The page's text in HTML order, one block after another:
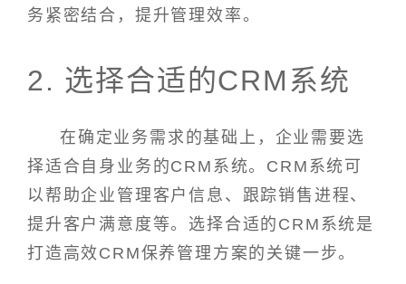
务紧密结合，提升管理效率。
2. 选择合适的CRM系统
在确定业务需求的基础上，企业需要选
择适合自身业务的CRM系统。CRM系统可
以帮助企业管理客户信息、跟踪销售进程、
提升客户满意度等。选择合适的CRM系统是
打造高效CRM保养管理方案的关键一步。